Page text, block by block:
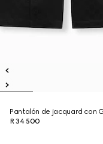
Pantalón de jacquard con
R 34 500